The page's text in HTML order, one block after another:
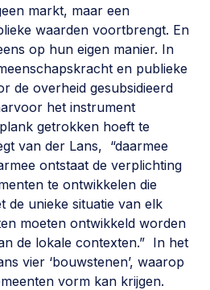
lokale democratie >
politiek
maatschappelijke impact >
participatie,
markt, maar een
waarden voortbrengt. En
op hun eigen manier. In
en publieke
de overheid gesubsidieerd
het instrument
plank getrokken hoeft te
van der Lans, “daarmee
ontstaat de verplichting
te ontwikkelen die
de unieke situatie van elk
moeten ontwikkeld worden
de lokale contexten.” In het
vier ‘bouwstenen’, waarop
vorm kan krijgen.